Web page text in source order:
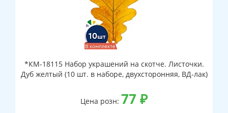
*КМ-18115 Набор украшений на скотче. Листочки.
Дуб желтый (10 шт. в наборе, двухсторонняя, ВД-лак)
Цена розн: 77 ₽